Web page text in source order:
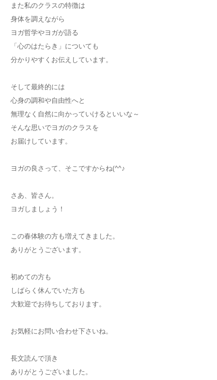
また私のクラスの特徴は
身体を調えながら
ヨガ哲学やヨガが語る
「心のはたらき」についても
分かりやすくお伝えしています。
そして最終的には
心身の調和や自由性へと
無理なく自然に向かっていけるといいな～
そんな思いでヨガのクラスを
お届けしています。
ヨガの良さって、そこですからね(^^♪
さあ、皆さん。
ヨガしましょう！
この春体験の方も増えてきました。
ありがとうございます。
初めての方も
しばらく休んでいた方も
大歓迎でお待ちしております。
お気軽にお問い合わせ下さいね。
長文読んで頂き
ありがとうございました。